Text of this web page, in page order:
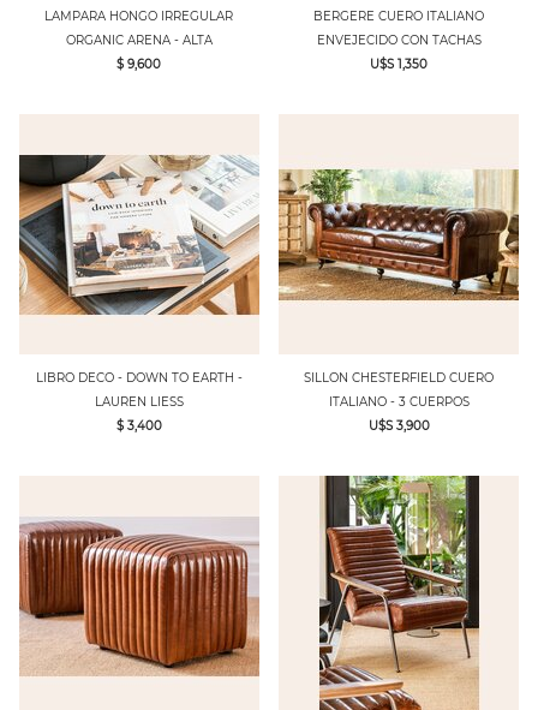
LAMPARA HONGO IRREGULAR
ORGANIC ARENA - ALTA
$ 9,600
BERGERE CUERO ITALIANO
ENVEJECIDO CON TACHAS
U$S 1,350
LIBRO DECO - DOWN TO EARTH -
LAUREN LIESS
$ 3,400
SILLON CHESTERFIELD CUERO
ITALIANO - 3 CUERPOS
U$S 3,900